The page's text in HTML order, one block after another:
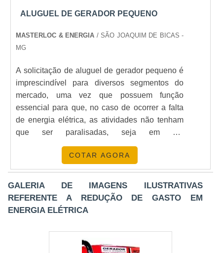
ALUGUEL DE GERADOR PEQUENO
MASTERLOC & ENERGIA / SÃO JOAQUIM DE BICAS -
MG
A solicitação de aluguel de gerador pequeno é
imprescindível para diversos segmentos do
mercado, uma vez que possuem função
essencial para que, no caso de ocorrer a falta
de energia elétrica, as atividades não tenham
que ser paralisadas, seja em um
estabelecimento comercial, condomínio ou até
mesmo em um evento.Dessa forma, a locação é
realizada para emergências, já que mesmo não
sendo capazes de atender a necessidade
energética de um estabelecimento inteiro,
podem assegurar que alguns equipamentos
LOCAÇÃO DISPÕE DE UM EXCELENTE
CUSTO-BENEFÍCIOA escolha da terceirização
COTAR AGORA
GALERIA DE IMAGENS ILUSTRATIVAS
REFERENTE A REDUÇÃO DE GASTO EM
ENERGIA ELÉTRICA